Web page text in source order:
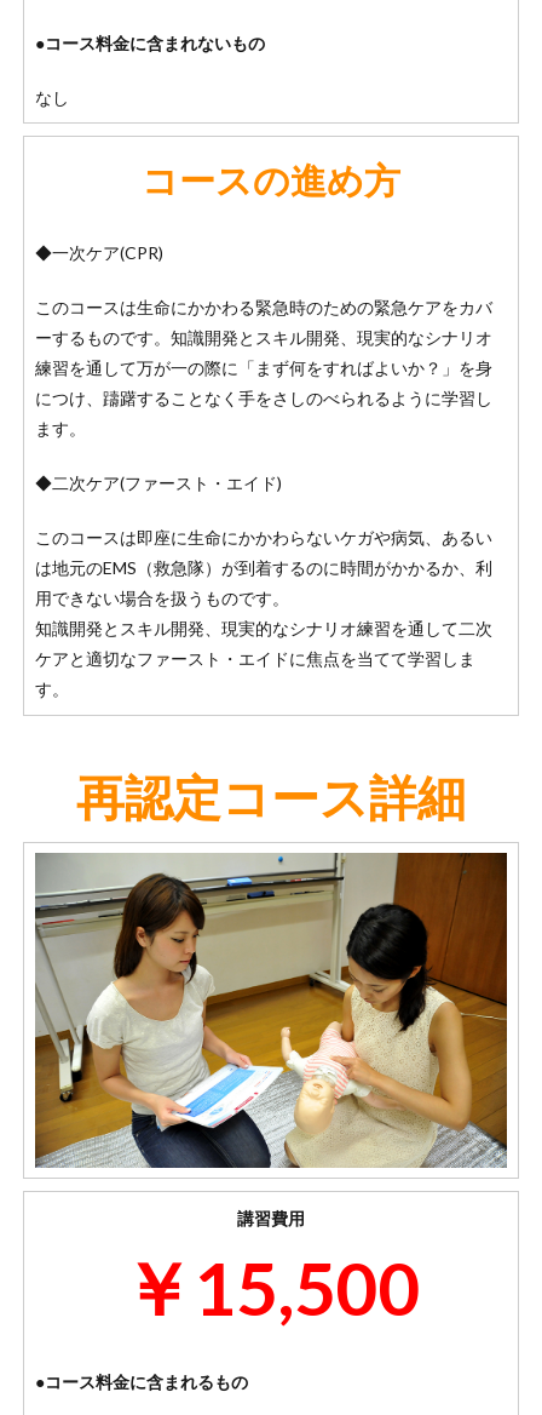
●コース料金に含まれないもの
なし
コースの進め方
◆一次ケア(CPR)
このコースは生命にかかわる緊急時のための緊急ケアをカバ
ーするものです。知識開発とスキル開発、現実的なシナリオ
練習を通して万が一の際に「まず何をすればよいか？」を身
につけ、躊躇することなく手をさしのべられるように学習し
ます。
◆二次ケア(ファースト・エイド)
このコースは即座に生命にかかわらないケガや病気、あるい
は地元のEMS（救急隊）が到着するのに時間がかかるか、利
用できない場合を扱うものです。
知識開発とスキル開発、現実的なシナリオ練習を通して二次
ケアと適切なファースト・エイドに焦点を当てて学習しま
す。
再認定コース詳細
講習費用
￥15,500
●コース料金に含まれるもの